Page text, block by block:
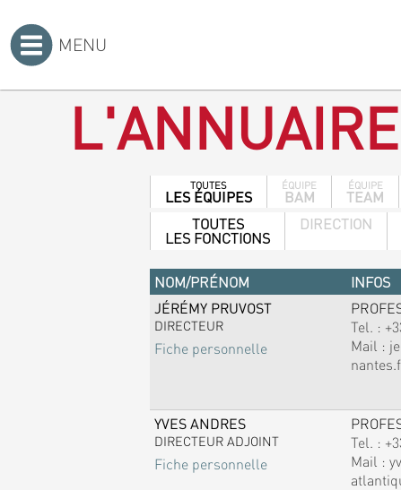
MENU
TOUTES
LES ÉQUIPES
ÉQUIPE
BAM
ÉQUIPE
TEAM
TOUTES
LES FONCTIONS
DIRECTION
NOM/PRÉNOM INFOS
JÉRÉMY PRUVOST
DIRECTEUR
Fiche personnelle
Tel. :
Mail :
YVES ANDRES
DIRECTEUR ADJOINT
Fiche personnelle
Tel. :
Mail :